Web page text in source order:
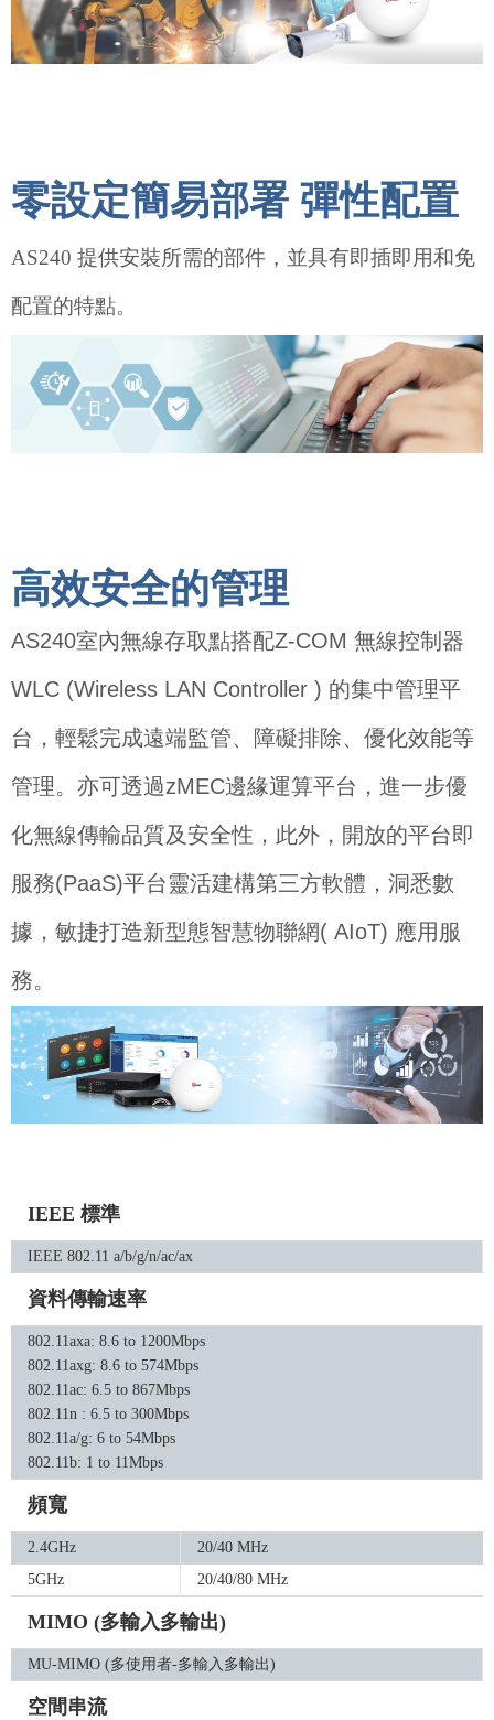
零設定簡易部署 彈性配置
AS240 提供安裝所需的部件，並具有即插即用和免
配置的特點。
高效安全的管理
AS240室內無線存取點搭配Z-COM 無線控制器
WLC (Wireless LAN Controller ) 的集中管理平
台，輕鬆完成遠端監管、障礙排除、優化效能等
管理。亦可透過zMEC邊緣運算平台，進一步優
化無線傳輸品質及安全性，此外，開放的平台即
服務(PaaS)平台靈活建構第三方軟體，洞悉數
據，敏捷打造新型態智慧物聯網( AIoT) 應用服
務。
IEEE 標準
IEEE 802.11 a/b/g/n/ac/ax
資料傳輸速率
802.11axa: 8.6 to 1200Mbps
802.11axg: 8.6 to 574Mbps
802.11ac: 6.5 to 867Mbps
802.11n : 6.5 to 300Mbps
802.11a/g: 6 to 54Mbps
802.11b: 1 to 11Mbps
頻寬
2.4GHz
20/40 MHz
5GHz
20/40/80 MHz
MIMO (多輸入多輸出)
MU-MIMO (多使用者-多輸入多輸出)
空間串流